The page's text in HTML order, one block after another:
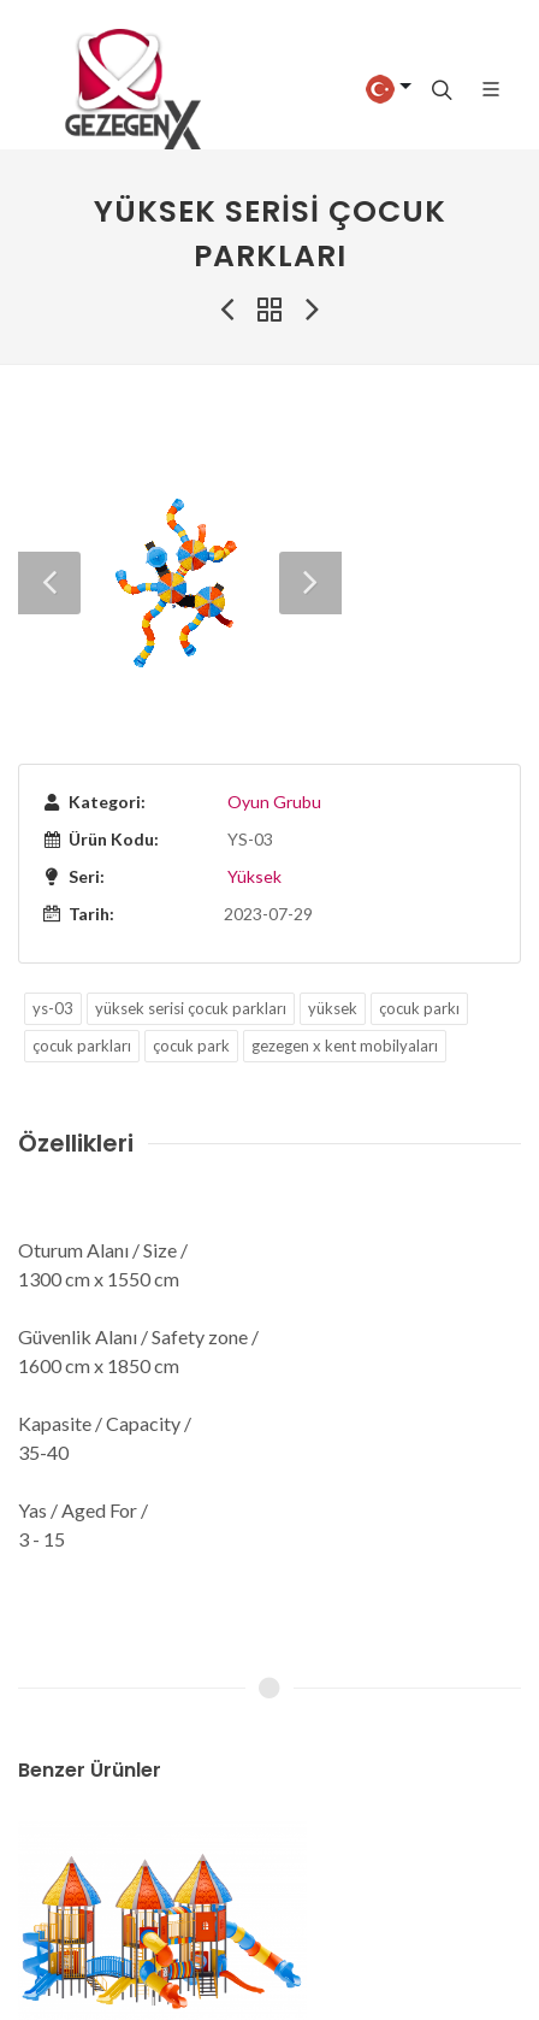
YÜKSEK SERISI ÇOCUK
PARKLARI
Kategori:
Oyun Grubu
Ürün Kodu:
YS-03
Seri:
Yüksek
Tarih:
2023-07-29
ys-03 yüksek serisi çocuk parkları yüksek
çocuk parkı
çocuk parkları
çocuk park gezegen x kent mobilyaları
Özellikleri
Oturum Alanı / Size /
1300 cm x 1550 cm
Güvenlik Alanı / Safety zone /
1600 cm x 1850 cm
Kapasite / Capacity /
35-40
Yas / Aged For /
3 - 15
Benzer Ürünler